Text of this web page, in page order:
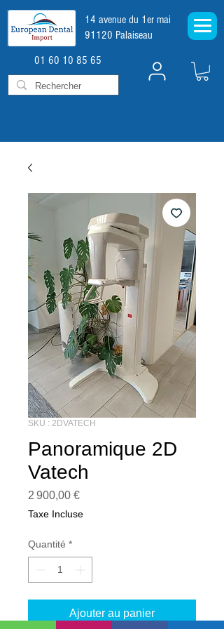
14 avenue du 1er mai
91120 Palaiseau
01 60 10 85 65
SKU : 2DVATECH
Panoramique 2D
Vatech
2 900,00 €Prix
Taxe Incluse
Quantité *
Ajouter au panier